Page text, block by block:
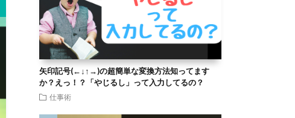
矢印記号(←↓↑→)の超簡単な変換方法知ってます
か？えっ！？「やじるし」って入力してるの？
仕事術